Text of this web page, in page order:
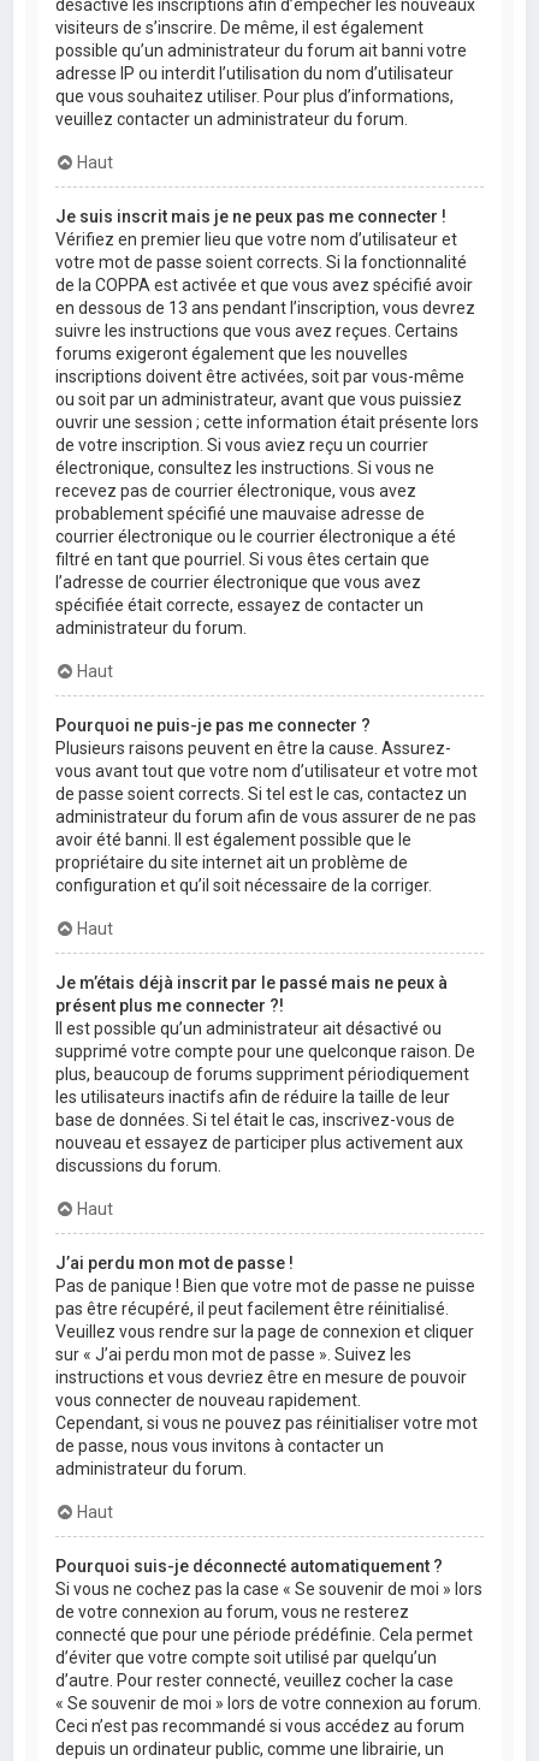
désactivé les inscriptions afin d’empêcher les nouveaux
visiteurs de s’inscrire. De même, il est également
possible qu’un administrateur du forum ait banni votre
adresse IP ou interdit l’utilisation du nom d’utilisateur
que vous souhaitez utiliser. Pour plus d’informations,
veuillez contacter un administrateur du forum.
Haut
Je suis inscrit mais je ne peux pas me connecter !
Vérifiez en premier lieu que votre nom d’utilisateur et
votre mot de passe soient corrects. Si la fonctionnalité
de la COPPA est activée et que vous avez spécifié avoir
en dessous de 13 ans pendant l’inscription, vous devrez
suivre les instructions que vous avez reçues. Certains
forums exigeront également que les nouvelles
inscriptions doivent être activées, soit par vous-même
ou soit par un administrateur, avant que vous puissiez
ouvrir une session ; cette information était présente lors
de votre inscription. Si vous aviez reçu un courrier
électronique, consultez les instructions. Si vous ne
recevez pas de courrier électronique, vous avez
probablement spécifié une mauvaise adresse de
courrier électronique ou le courrier électronique a été
filtré en tant que pourriel. Si vous êtes certain que
l’adresse de courrier électronique que vous avez
spécifiée était correcte, essayez de contacter un
administrateur du forum.
Haut
Pourquoi ne puis-je pas me connecter ?
Plusieurs raisons peuvent en être la cause. Assurez-
vous avant tout que votre nom d’utilisateur et votre mot
de passe soient corrects. Si tel est le cas, contactez un
administrateur du forum afin de vous assurer de ne pas
avoir été banni. Il est également possible que le
propriétaire du site internet ait un problème de
configuration et qu’il soit nécessaire de la corriger.
Haut
Je m’étais déjà inscrit par le passé mais ne peux à
présent plus me connecter ?!
Il est possible qu’un administrateur ait désactivé ou
supprimé votre compte pour une quelconque raison. De
plus, beaucoup de forums suppriment périodiquement
les utilisateurs inactifs afin de réduire la taille de leur
base de données. Si tel était le cas, inscrivez-vous de
nouveau et essayez de participer plus activement aux
discussions du forum.
Haut
J’ai perdu mon mot de passe !
Pas de panique ! Bien que votre mot de passe ne puisse
pas être récupéré, il peut facilement être réinitialisé.
Veuillez vous rendre sur la page de connexion et cliquer
sur « J’ai perdu mon mot de passe ». Suivez les
instructions et vous devriez être en mesure de pouvoir
vous connecter de nouveau rapidement.
Cependant, si vous ne pouvez pas réinitialiser votre mot
de passe, nous vous invitons à contacter un
administrateur du forum.
Haut
Pourquoi suis-je déconnecté automatiquement ?
Si vous ne cochez pas la case « Se souvenir de moi » lors
de votre connexion au forum, vous ne resterez
connecté que pour une période prédéfinie. Cela permet
d’éviter que votre compte soit utilisé par quelqu’un
d’autre. Pour rester connecté, veuillez cocher la case
« Se souvenir de moi » lors de votre connexion au forum.
Ceci n’est pas recommandé si vous accédez au forum
depuis un ordinateur public, comme une librairie, un